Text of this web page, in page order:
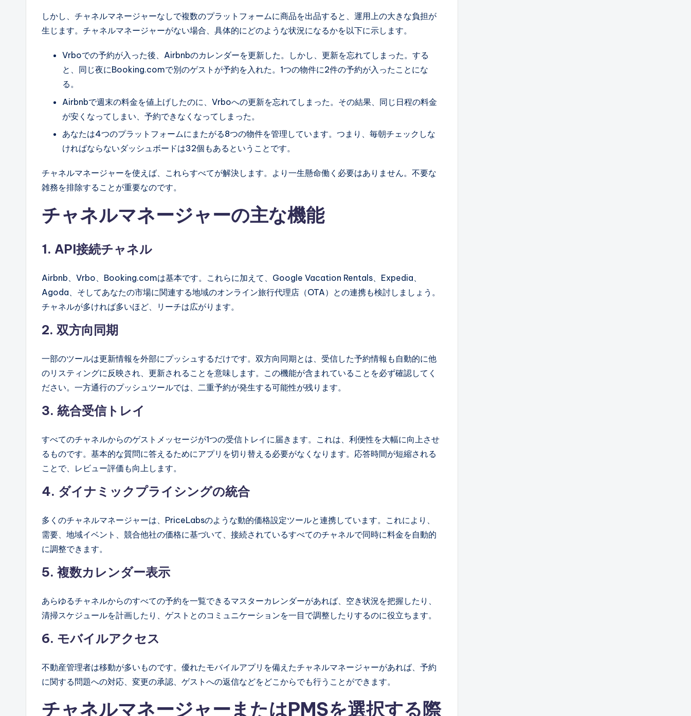
しかし、チャネルマネージャーなしで複数のプラットフォームに商品を出品すると、運用上の大きな負担が
生じます。チャネルマネージャーがない場合、具体的にどのような状況になるかを以下に示します。
Vrboでの予約が入った後、Airbnbのカレンダーを更新した。しかし、更新を忘れてしまった。する
と、同じ夜にBooking.comで別のゲストが予約を入れた。1つの物件に2件の予約が入ったことにな
る。
Airbnbで週末の料金を値上げしたのに、Vrboへの更新を忘れてしまった。その結果、同じ日程の料金
が安くなってしまい、予約できなくなってしまった。
あなたは4つのプラットフォームにまたがる8つの物件を管理しています。つまり、毎朝チェックしな
ければならないダッシュボードは32個もあるということです。
チャネルマネージャーを使えば、これらすべてが解決します。より一生懸命働く必要はありません。不要な
雑務を排除することが重要なのです。
チャネルマネージャーの主な機能
1. API接続チャネル
Airbnb、Vrbo、Booking.comは基本です。これらに加えて、Google Vacation Rentals、Expedia、
Agoda、そしてあなたの市場に関連する地域のオンライン旅行代理店（OTA）との連携も検討しましょう。
チャネルが多ければ多いほど、リーチは広がります。
2. 双方向同期
一部のツールは更新情報を外部にプッシュするだけです。双方向同期とは、受信した予約情報も自動的に他
のリスティングに反映され、更新されることを意味します。この機能が含まれていることを必ず確認してく
ださい。一方通行のプッシュツールでは、二重予約が発生する可能性が残ります。
3. 統合受信トレイ
すべてのチャネルからのゲストメッセージが1つの受信トレイに届きます。これは、利便性を大幅に向上させ
るものです。基本的な質問に答えるためにアプリを切り替える必要がなくなります。応答時間が短縮される
ことで、レビュー評価も向上します。
4. ダイナミックプライシングの統合
多くのチャネルマネージャーは、PriceLabsのような動的価格設定ツールと連携しています。これにより、
需要、地域イベント、競合他社の価格に基づいて、接続されているすべてのチャネルで同時に料金を自動的
に調整できます。
5. 複数カレンダー表示
あらゆるチャネルからのすべての予約を一覧できるマスターカレンダーがあれば、空き状況を把握したり、
清掃スケジュールを計画したり、ゲストとのコミュニケーションを一目で調整したりするのに役立ちます。
6. モバイルアクセス
不動産管理者は移動が多いものです。優れたモバイルアプリを備えたチャネルマネージャーがあれば、予約
に関する問題への対応、変更の承認、ゲストへの返信などをどこからでも行うことができます。
チャネルマネージャーまたはPMSを選択する際